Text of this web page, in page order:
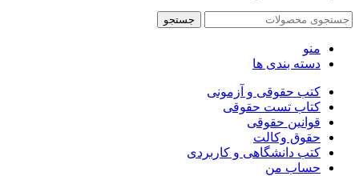
جستجو
منو
دسته بندی ها
کتب حقوقی و آزمونی
کتاب تست حقوقی
قوانین حقوقی
حقوق وکالت
کتب دانشگاهی و کاربردی
حساب من